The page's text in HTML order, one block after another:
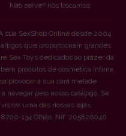
Não serve? nós trocamos
sua SexShop Online desde 2004.
que proporcionam grandes
Sex Toys dedicados ao prazer da
produtos de cosmética íntima
provocar a sua cara metade
navegar pelo nosso catálogo. Se
uma das nossas lojas.
8700-134 Olhão. Nif: 205826040